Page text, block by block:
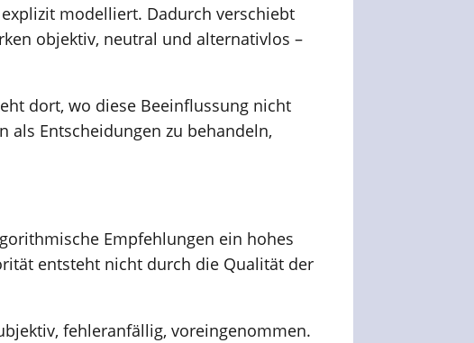
modelliert. Dadurch verschiebt
objektiv, neutral und alternativlos –
dort, wo diese Beeinflussung nicht
Entscheidungen zu behandeln,
Empfehlungen ein hohes
entsteht nicht durch die Qualität der
fehleranfällig, voreingenommen.